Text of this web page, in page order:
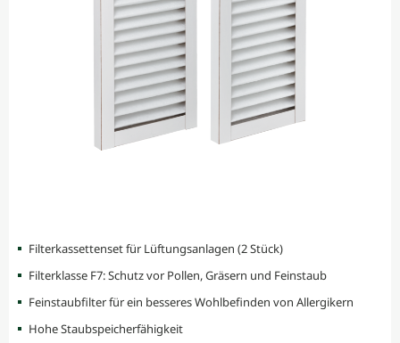
Filterkassettenset für Lüftungsanlagen (2 Stück)
Filterklasse F7: Schutz vor Pollen, Gräsern und Feinstaub
Feinstaubfilter für ein besseres Wohlbefinden von Allergikern
Hohe Staubspeicherfähigkeit